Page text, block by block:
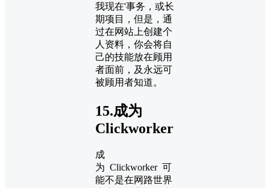
我现在'事务，或长
期项目，但是，通
过在网站上创建个
人资料，你会将自
己的技能放在顾用
者面前，及永远可
被顾用者知道。
15.成为
Clickworker
成
为 Clickworker 可
能不是在网路世界